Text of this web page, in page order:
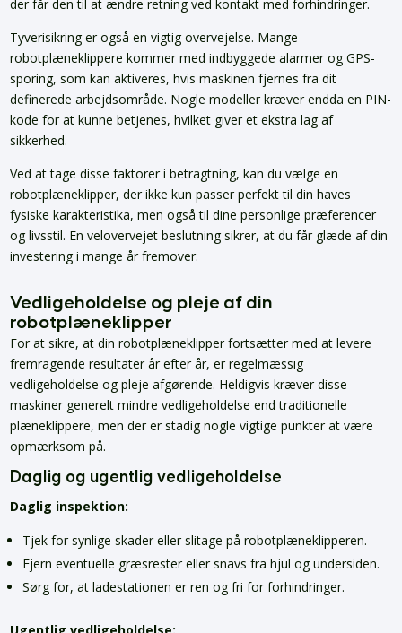
der får den til at ændre retning ved kontakt med forhindringer.
Tyverisikring er også en vigtig overvejelse. Mange
robotplæneklippere kommer med indbyggede alarmer og GPS-
sporing, som kan aktiveres, hvis maskinen fjernes fra dit
definerede arbejdsområde. Nogle modeller kræver endda en PIN-
kode for at kunne betjenes, hvilket giver et ekstra lag af
sikkerhed.
Ved at tage disse faktorer i betragtning, kan du vælge en
robotplæneklipper, der ikke kun passer perfekt til din haves
fysiske karakteristika, men også til dine personlige præferencer
og livsstil. En velovervejet beslutning sikrer, at du får glæde af din
investering i mange år fremover.
Vedligeholdelse og pleje af din
robotplæneklipper
For at sikre, at din robotplæneklipper fortsætter med at levere
fremragende resultater år efter år, er regelmæssig
vedligeholdelse og pleje afgørende. Heldigvis kræver disse
maskiner generelt mindre vedligeholdelse end traditionelle
plæneklippere, men der er stadig nogle vigtige punkter at være
opmærksom på.
Daglig og ugentlig vedligeholdelse
Daglig inspektion:
Tjek for synlige skader eller slitage på robotplæneklipperen.
Fjern eventuelle græsrester eller snavs fra hjul og undersiden.
Sørg for, at ladestationen er ren og fri for forhindringer.